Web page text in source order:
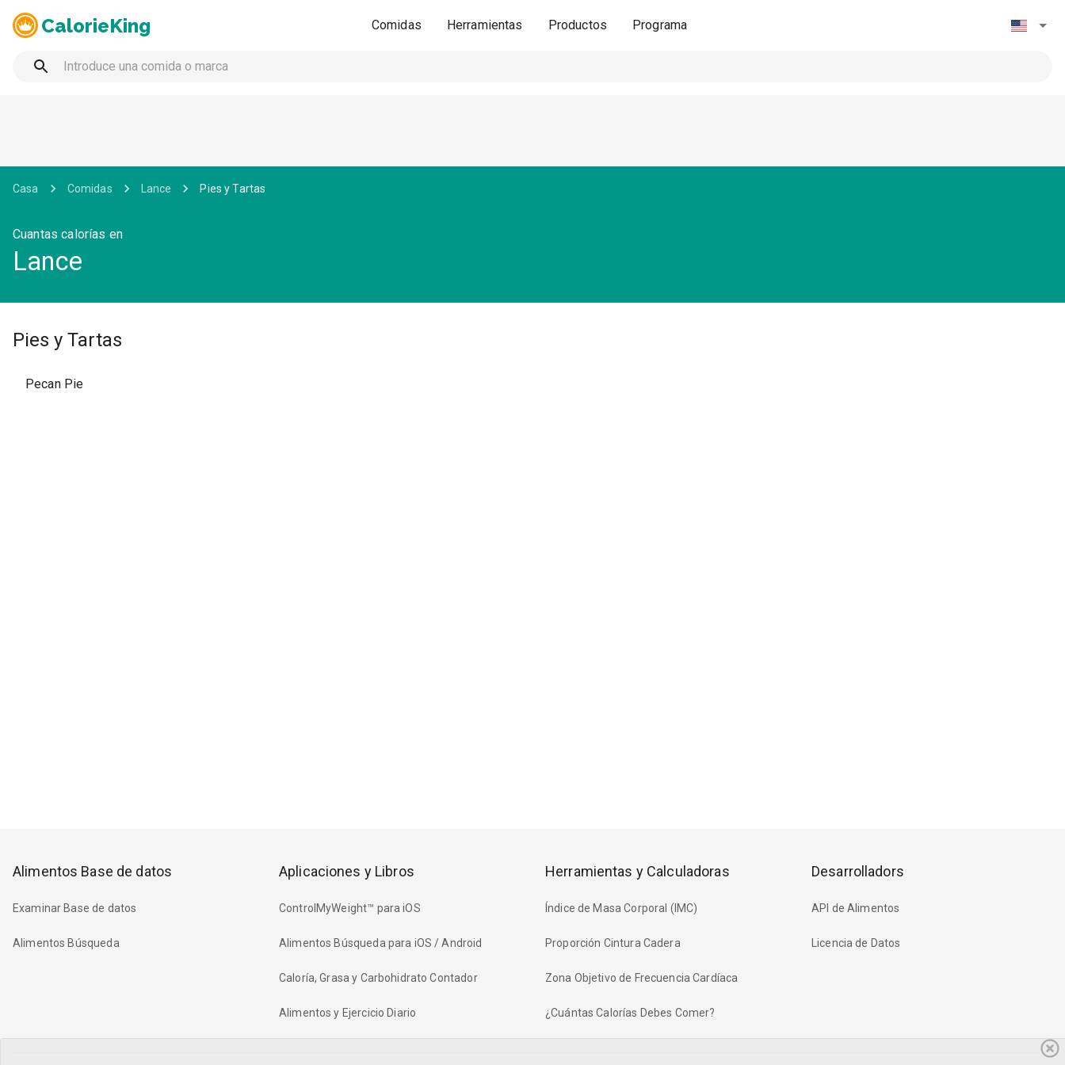
CalorieKing Comidas Herramientas Productos Programa
Casa Comidas Lance Pies y Tartas
Cuantas calorías en
Lance
Pies y Tartas
Pecan Pie
Alimentos Base de datos
Examinar Base de datos
Alimentos Búsqueda
Aplicaciones y Libros
ControlMyWeight™ para iOS
Alimentos Búsqueda para iOS / Android
Caloría, Grasa y Carbohidrato Contador
Alimentos y Ejercicio Diario
Herramientas y Calculadoras
Índice de Masa Corporal (IMC)
Proporción Cintura Cadera
Zona Objetivo de Frecuencia Cardíaca
¿Cuántas Calorías Debes Comer?
Desarrolladors
API de Alimentos
Licencia de Datos